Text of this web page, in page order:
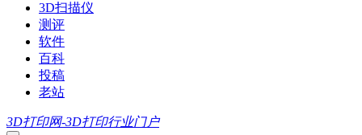
3D扫描仪
测评
软件
百科
投稿
老站
3D打印网-3D打印行业门户